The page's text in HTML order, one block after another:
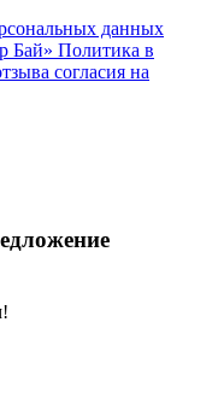
данных
Бай» Политика в
согласия на